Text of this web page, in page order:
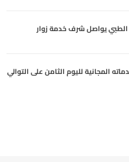
الطبي يواصل شرف خدمة زوار
المجانية لليوم الثامن على التوالي